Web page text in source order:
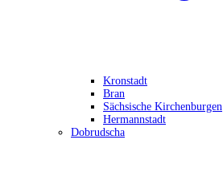
Kronstadt
Bran
Sächsische Kirchenburgen
Hermannstadt
Dobrudscha